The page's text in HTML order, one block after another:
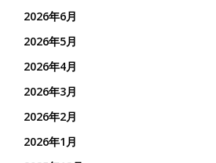
2026年6月
2026年5月
2026年4月
2026年3月
2026年2月
2026年1月